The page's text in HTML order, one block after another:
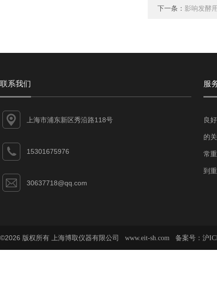
下一条： 影响发酵
联系我们
上海市浦东新区秀沿路118号
15301675976
30637718@qq.com
服
良
的
常
到
©2026 版权所有 上海博取仪器有限公司 www.eit-sh.com 备案号： 沪